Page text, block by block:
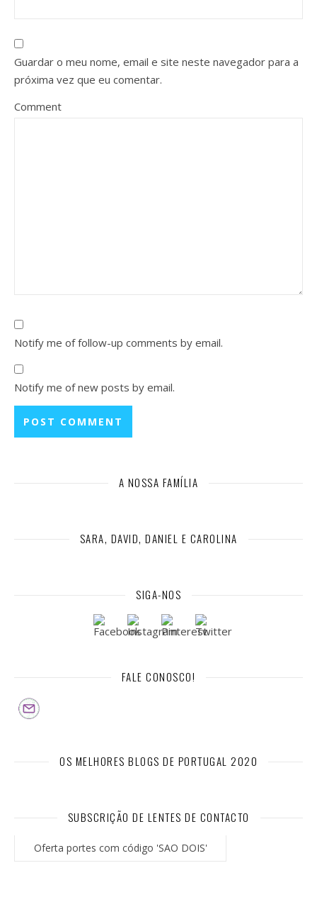
Guardar o meu nome, email e site neste navegador para a
próxima vez que eu comentar.
Comment
Notify me of follow-up comments by email.
Notify me of new posts by email.
A NOSSA FAMÍLIA
SARA, DAVID, DANIEL E CAROLINA
SIGA-NOS
FALE CONOSCO!
OS MELHORES BLOGS DE PORTUGAL 2020
SUBSCRIÇÃO DE LENTES DE CONTACTO
Oferta portes com código 'SAO DOIS'